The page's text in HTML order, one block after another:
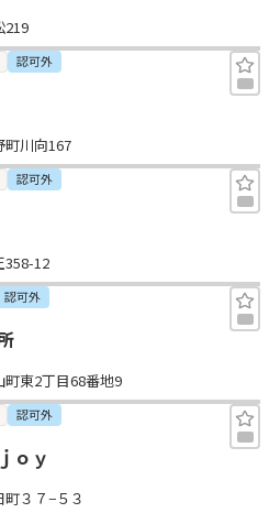
219
認可外
町川向167
認可外
358-12
認可外
東2丁目68番地9
認可外
ｏｙ
３７−５３